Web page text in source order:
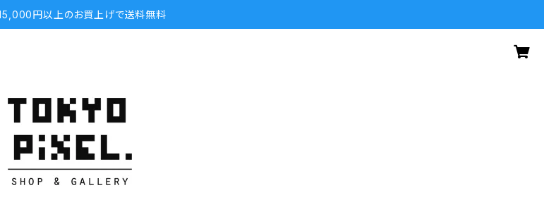
円以上のお買上げで送料無料